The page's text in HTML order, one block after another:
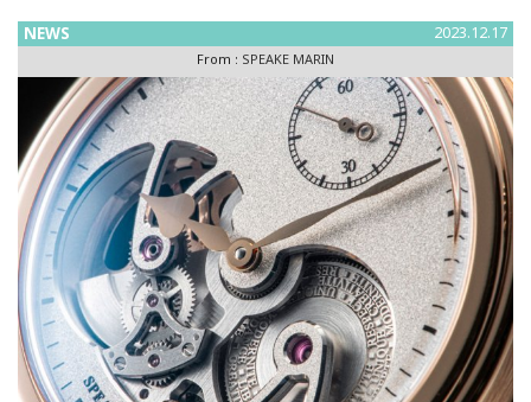
タースイスの高級時計ブランド「スピークマリ
NEWS 2023.12.17
From : SPEAKE MARIN